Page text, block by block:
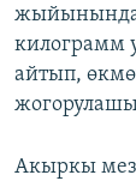
жыйынында
килограмм
айтып,
Акыркы